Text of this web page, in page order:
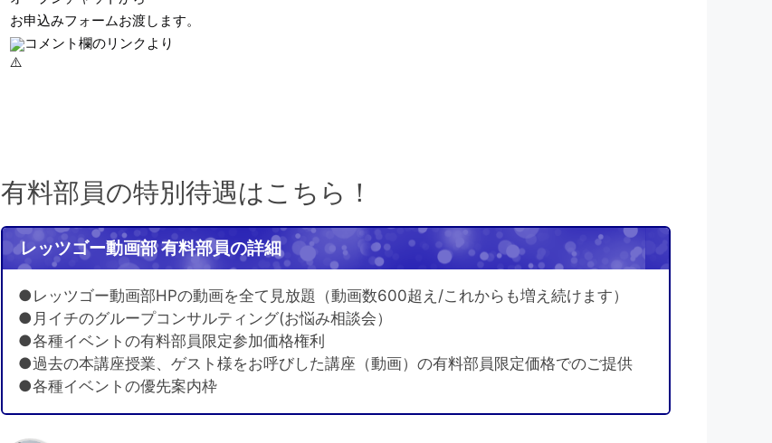
お申込みフォームお渡します。
コメント欄のリンクより
有料部員の特別待遇はこちら！
レッツゴー動画部 有料部員の詳細
●レッツゴー動画部HPの動画を全て見放題（動画数600超え/これからも増え続けます）
●月イチのグループコンサルティング(お悩み相談会）
●各種イベントの有料部員限定参加価格権利
●過去の本講座授業、ゲスト様をお呼びした講座（動画）の有料部員限定価格でのご提供
●各種イベントの優先案内枠